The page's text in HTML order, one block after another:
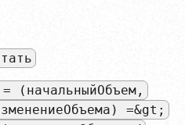
(начальныйОбъем,
=&gt;